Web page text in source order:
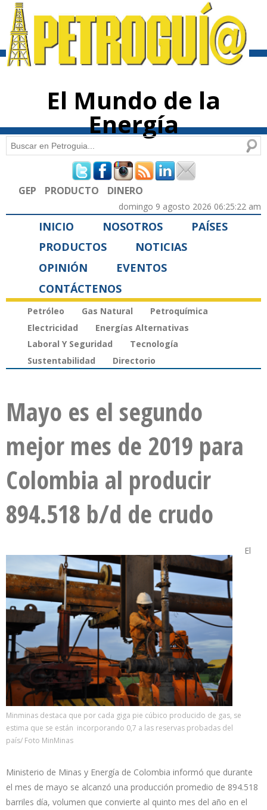
contenido
El Mundo de la
Energía
Formulario de búsqueda
Buscar
GEP PRODUCTO DINERO
domingo 9 agosto 2026 06:25:22 am
INICIO NOSOTROS
PAÍSES
PRODUCTOS
NOTICIAS
OPINIÓN
EVENTOS
CONTÁCTENOS
Petróleo Gas Natural
Petroquímica
Electricidad
Energías Alternativas
Laboral Y Seguridad
Tecnología
Sustentabilidad
Directorio
Mayo es el segundo
mejor mes de 2019 para
Colombia al producir
894.518 b/d de crudo
Minminas destaca que por cada giga pie cúbico producido de gas, se
estima que se están incorporando 0,7 a las reservas probadas del
país/ Foto MinMinas
El
Ministerio de Minas y Energía de Colombia informó que durante
el mes de mayo se alcanzó una producción promedio de 894.518
barriles día, volumen que convierte al quinto mes del año en el